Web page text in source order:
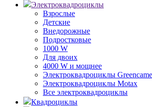
Электроквадроциклы
Взрослые
Детские
Внедорожные
Подростковые
1000 W
Для двоих
4000 W и мощнее
Электроквадроциклы
Электроквадроциклы Motax
Все электроквадроциклы
Квадроциклы